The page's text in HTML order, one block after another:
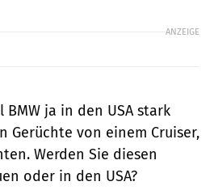
ANZEIGE
BMW ja in den USA stark
Gerüchte von einem Cruiser,
Werden Sie diesen
oder in den USA?